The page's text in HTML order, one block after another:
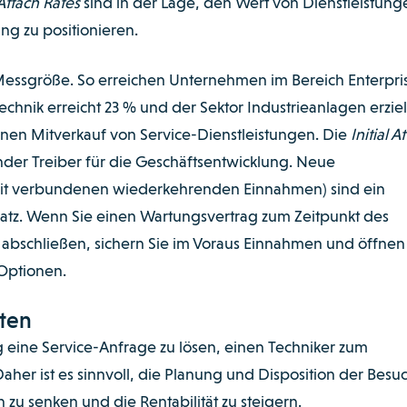
zu positionieren.
So erreichen Unternehmen im Bereich
erreicht 23 % und der Sektor Industrieanlagen
Mitverkauf von Service-Dienstleistungen.Die Initial
Treiber für die Geschäftsentwicklung. Neue
verbundenen wiederkehrenden Einnahmen) sind ein
Wenn Sie einen Wartungsvertrag zum Zeitpunkt des
sichern Sie im Voraus Einnahmen und
Service-Anfrage zu lösen, einen Techniker zum
ist es sinnvoll, die Planung und Disposition der
senken und die Rentabilität zu steigern.